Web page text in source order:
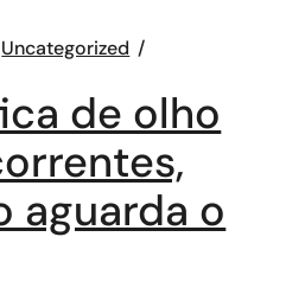
Uncategorized
de olho
aguarda o